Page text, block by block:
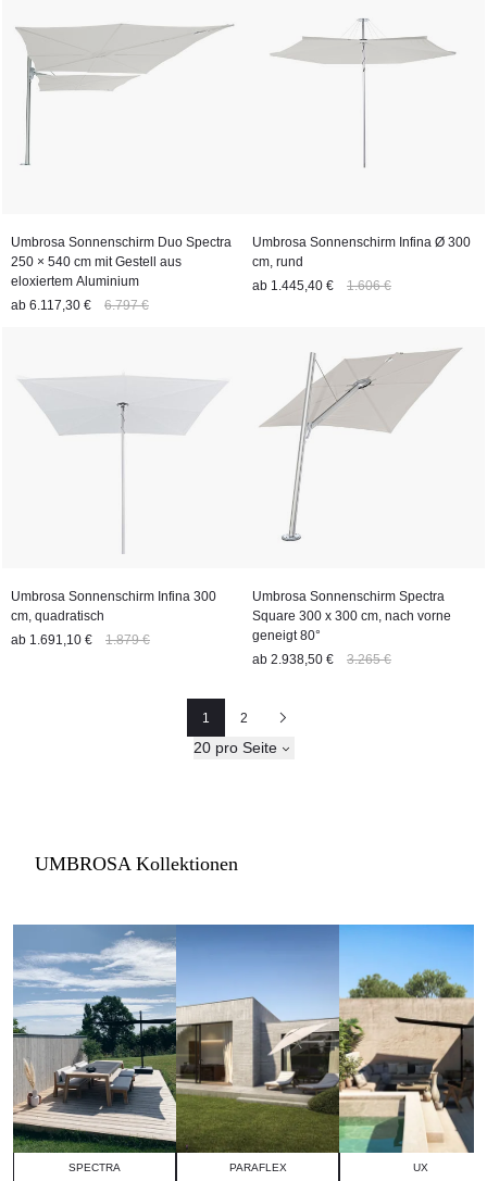
Umbrosa Sonnenschirm Duo Spectra
250 × 540 cm mit Gestell aus
eloxiertem Aluminium
ab 6.117,30 € 6.797 €
Umbrosa Sonnenschirm Infina Ø 300
cm, rund
ab 1.445,40 € 1.606 €
Umbrosa Sonnenschirm Infina 300
cm, quadratisch
ab 1.691,10 € 1.879 €
Umbrosa Sonnenschirm Spectra
Square 300 x 300 cm, nach vorne
geneigt 80°
ab 2.938,50 € 3.265 €
Seite
1
Seite
2
Nächste
20 pro Seite
UMBROSA Kollektionen
SPECTRA PARAFLEX UX